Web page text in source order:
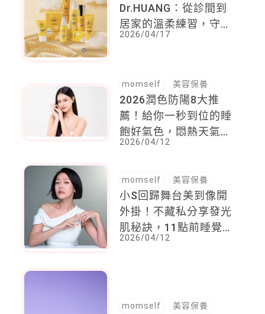
Dr.HUANG：從診間到
居家的溫柔練習，守護
全家人的雲朵肌
2026/04/17
momself 美容保養
2026潤色防陽8大推
薦！給你一秒到位的睡
飽好氣色，悶熱天氣單
擦出門超省時又快速
2026/04/12
momself 美容保養
小S回歸舞台美到像開
外掛！不藏私分享發光
肌秘訣，11點前睡覺，
每天都會對自己說「這
2026/04/12
momself 美容保養